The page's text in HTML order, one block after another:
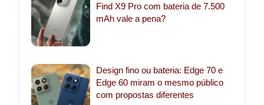
Find X9 Pro com bateria de 7.500
mAh vale a pena?
Design fino ou bateria: Edge 70 e
Edge 60 miram o mesmo público
com propostas diferentes